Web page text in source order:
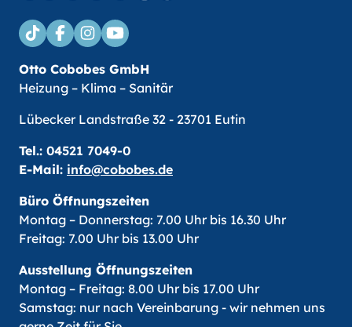
Otto Cobobes GmbH
Heizung – Klima – Sanitär
Lübecker Landstraße 32 - 23701 Eutin
Tel.: 04521 7049-0
E-Mail: info@cobobes.de
Büro Öffnungszeiten
Montag – Donnerstag: 7.00 Uhr bis 16.30 Uhr
Freitag: 7.00 Uhr bis 13.00 Uhr
Ausstellung Öffnungszeiten
Montag – Freitag: 8.00 Uhr bis 17.00 Uhr
Samstag: nur nach Vereinbarung - wir nehmen uns